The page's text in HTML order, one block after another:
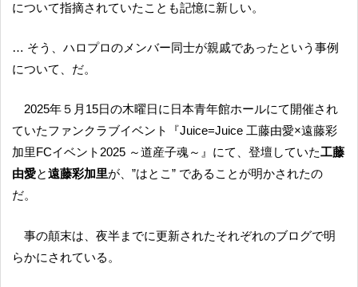
について指摘されていたことも記憶に新しい。
… そう、ハロプロのメンバー同士が親戚であったという事例
について、だ。
2025年５月15日の木曜日に日本青年館ホールにて開催され
ていたファンクラブイベント『Juice=Juice 工藤由愛×遠藤彩
加里FCイベント2025 ～道産子魂～』にて、登壇していた工藤
由愛と遠藤彩加里が、”はとこ” であることが明かされたの
だ。
事の顛末は、夜半までに更新されたそれぞれのブログで明
らかにされている。